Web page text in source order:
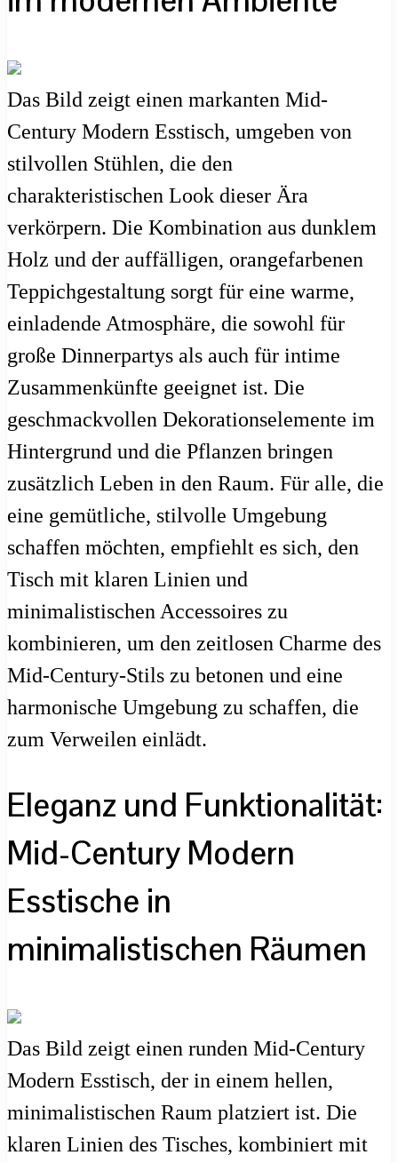
Das Bild zeigt einen markanten Mid-
Century Modern Esstisch, umgeben von
stilvollen Stühlen, die den
charakteristischen Look dieser Ära
verkörpern. Die Kombination aus dunklem
Holz und der auffälligen, orangefarbenen
Teppichgestaltung sorgt für eine warme,
einladende Atmosphäre, die sowohl für
große Dinnerpartys als auch für intime
Zusammenkünfte geeignet ist. Die
geschmackvollen Dekorationselemente im
Hintergrund und die Pflanzen bringen
zusätzlich Leben in den Raum. Für alle, die
eine gemütliche, stilvolle Umgebung
schaffen möchten, empfiehlt es sich, den
Tisch mit klaren Linien und
minimalistischen Accessoires zu
kombinieren, um den zeitlosen Charme des
Mid-Century-Stils zu betonen und eine
harmonische Umgebung zu schaffen, die
zum Verweilen einlädt.
Eleganz und Funktionalität:
Mid-Century Modern
Esstische in
minimalistischen Räumen
Das Bild zeigt einen runden Mid-Century
Modern Esstisch, der in einem hellen,
minimalistischen Raum platziert ist. Die
klaren Linien des Tisches, kombiniert mit